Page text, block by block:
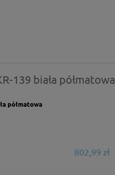
139 biała półmatowa
półmatowa
802,99 zł